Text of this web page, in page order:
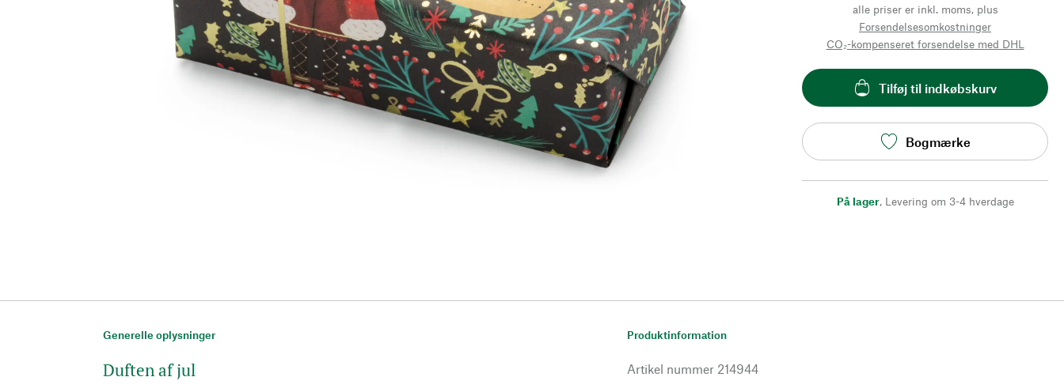
alle priser er inkl. moms, plus
Forsendelsesomkostninger
CO₂-kompenseret forsendelse med DHL
Tilføj til indkøbskurv
Bogmærke
På lager, Levering om 3-4 hverdage
Generelle oplysninger
Duften af jul
Produktinformation
Artikel nummer 214944